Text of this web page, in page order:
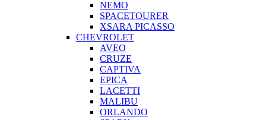
NEMO
SPACETOURER
XSARA PICASSO
CHEVROLET
AVEO
CRUZE
CAPTIVA
EPICA
LACETTI
MALIBU
ORLANDO